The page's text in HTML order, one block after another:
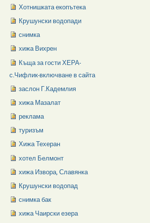
Хотнишката екопътека
Крушунски водопади
снимка
хижа Вихрен
Къща за гости ХЕРА-
с.Чифлик-включване в сайта
заслон Г.Кадемлия
хижа Мазалат
реклама
туризъм
Хижа Техеран
хотел Белмонт
хижа Извора, Славянка
Крушунски водопад
снимка бак
хижа Чаирски езера